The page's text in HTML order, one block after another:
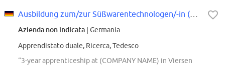
Azienda non indicata | Germania
Apprendistato duale, Ricerca, Tedesco
“3-year apprenticeship at (COMPANY NAME) in Viersen